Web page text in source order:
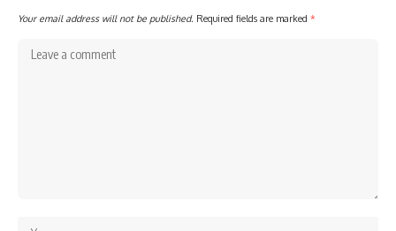
Your email address will not be published. Required fields are marked *